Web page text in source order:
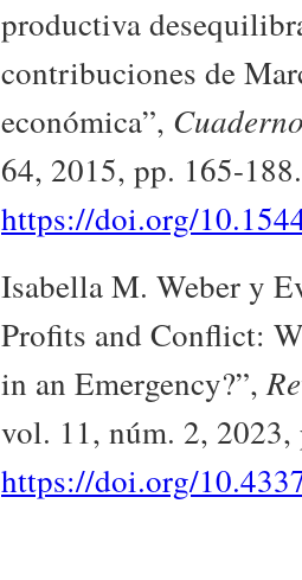
productiva
contribuciones de
económica”,
64, 2015, pp. 165-188.
https://doi.org/
Isabella M. Weber y
Profits and Conflict:
in an Emergency?”,
vol. 11, núm. 2,
https://doi.org/